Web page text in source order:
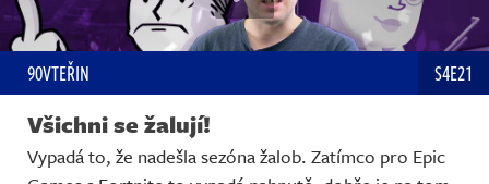
90VTEŘIN S4E21
Všichni se žalují!
Vypadá to, že nadešla sezóna žalob. Zatímco pro Epic